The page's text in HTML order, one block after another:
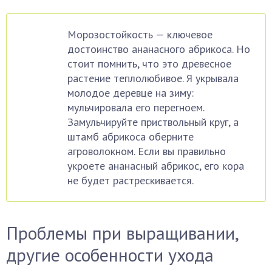
Морозостойкость — ключевое
достоинство ананасного абрикоса. Но
стоит помнить, что это древесное
растение теплолюбивое. Я укрывала
молодое деревце на зиму:
мульчировала его перегноем.
Замульчируйте приствольный круг, а
штамб абрикоса оберните
агроволокном. Если вы правильно
укроете ананасный абрикос, его кора
не будет растрескивается.
Проблемы при выращивании,
другие особенности ухода